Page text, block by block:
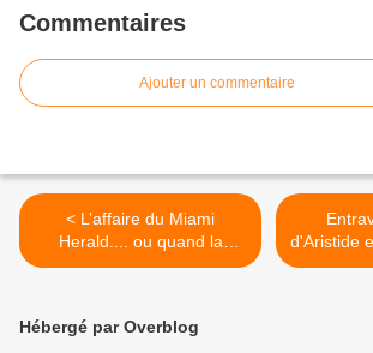
Commentaires
Ajouter un commentaire
< L’affaire du Miami
Herald.... ou quand la
réalité dépasse la fiction
d'Aristide
d'un
Hébergé par Overblog